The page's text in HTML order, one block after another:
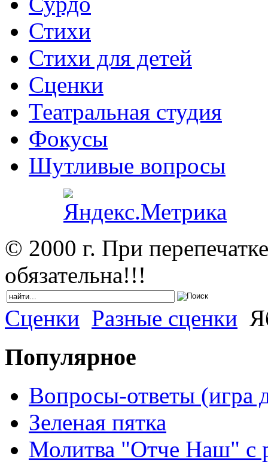
Стихи
Стихи для детей
Сценки
Театральная студия
Фокусы
Шутливые вопросы
© 2000 г. При
обязательна!!!
Сценки Разные сценки
Популярное
Вопросы-ответы (игра
Зеленая пятка
Молитва "Отче Наш" с